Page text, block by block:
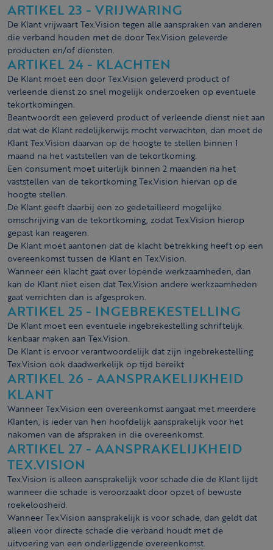
ARTIKEL 23 - VRIJWARING
De Klant vrijwaart Tex.Vision tegen alle aanspraken van anderen
die verband houden met de door Tex.Vision geleverde
producten en/of diensten.
ARTIKEL 24 - KLACHTEN
De Klant moet een door Tex.Vision geleverd product of
verleende dienst zo snel mogelijk onderzoeken op eventuele
tekortkomingen.
Beantwoordt een geleverd product of verleende dienst niet aan
dat wat de Klant redelijkerwijs mocht verwachten, dan moet de
Klant Tex.Vision daarvan op de hoogte te stellen binnen 1
maand na het vaststellen van de tekortkoming.
Een consument moet uiterlijk binnen 2 maanden na het
vaststellen van de tekortkoming Tex.Vision hiervan op de
hoogte stellen.
De Klant geeft daarbij een zo gedetailleerd mogelijke
omschrijving van de tekort­koming, zodat Tex.Vision hierop
gepast kan reageren.
De Klant moet aantonen dat de klacht betrekking heeft op een
overeenkomst tussen de Klant en Tex.Vision.
Wanneer een klacht gaat over lopende werkzaamheden, dan
kan de Klant niet eisen dat Tex.Vision andere werkzaamheden
gaat verrichten dan is afgesproken.
ARTIKEL 25 - INGEBREKESTELLING
De Klant moet een eventuele ingebrekestelling schriftelijk
kenbaar maken aan Tex.Vision.
De Klant is ervoor verantwoordelijk dat zijn ingebrekestelling
Tex.Vision ook daadwerkelijk op tijd bereikt.
ARTIKEL 26 - AANSPRAKELIJKHEID
KLANT
Wanneer Tex.Vision een overeenkomst aangaat met meerdere
Klanten, is ieder van hen hoofdelijk aansprakelijk voor het
nakomen van de afspraken in die overeenkomst.
ARTIKEL 27 - AANSPRAKELIJKHEID
TEX.VISION
Tex.Vision is alleen aansprakelijk voor schade die de Klant lijdt
wanneer die schade is veroorzaakt door opzet of bewuste
roekeloosheid.
Wanneer Tex.Vision aansprakelijk is voor schade, dan geldt dat
alleen voor directe schade die verband houdt met de
uitvoering van een onderliggende overeenkomst.